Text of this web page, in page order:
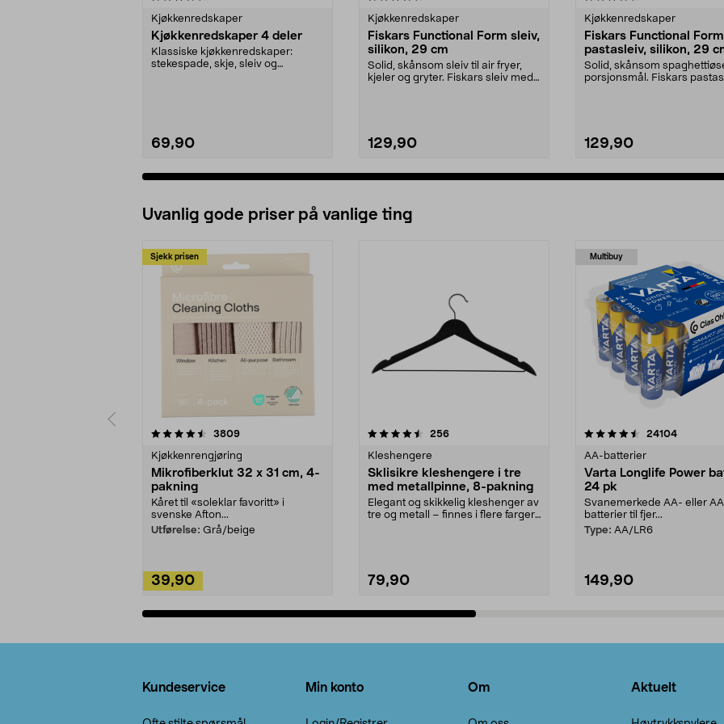
Kjøkkenredskaper
Kjøkkenredskaper 4 deler
Klassiske kjøkkenredskaper:
stekespade, skje, sleiv og
69,90
Kjøkkenredskaper
Fiskars Functional Form sleiv,
silikon, 29 cm
Solid, skånsom sleiv til air fryer,
kjeler og gryter. Fiskars sleiv med
129,90
Kjøkkenredskaper
Fiskars Functional Form
pastasleiv, silikon, 29
Solid, skånsom
porsjonsmål. Fiskars
129,90
Uvanlig gode priser på vanlige ting
Sjekk prisen
3809anmeldelser
Kjøkkenrengjøring
Mikrofiberklut 32 x 31 cm, 4-
pakning
Kåret til «soleklar favoritt» i
svenske Afton...
Utførelse: Grå/beige
39,90
4.5av 5 stjerner 256anmeldelser
Kleshengere
Sklisikre kleshengere i tre
med metallpinne, 8-pakning
Elegant og skikkelig kleshenger av
tre og metall – finnes i flere farger.
79,90
Multibuy
4.5av 5 stjerner 24104
AA-batterier
Varta Longlife Power
24 pk
Svanemerkede AA- eller
batterier til fjer...
Type: AA/LR6
149,90
4.5av 5 stjerner
Kundeservice Min konto Om Aktuelt